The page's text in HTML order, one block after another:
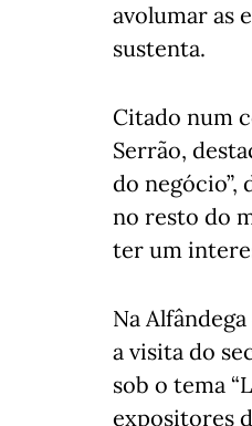
avolumar as
sustenta.
Citado num
Serrão,
do negócio”,
no resto do
ter um
Na
a visita do
sob o tema
expositores